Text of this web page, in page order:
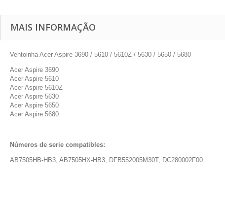
MAIS INFORMAÇÃO
Ventoinha Acer Aspire 3690 / 5610 / 5610Z / 5630 / 5650 / 5680
Acer Aspire 3690
Acer Aspire 5610
Acer Aspire 5610Z
Acer Aspire 5630
Acer Aspire 5650
Acer Aspire 5680
Números de serie compatibles:
AB7505HB-HB3, AB7505HX-HB3, DFB552005M30T, DC280002F00